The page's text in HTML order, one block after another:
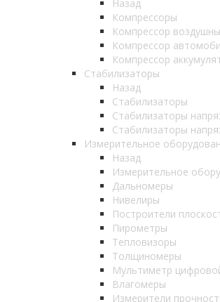
Назад
Компрессоры
Компрессор
Компрессор
Компрессор
Стабилизаторы
Назад
Стабилизаторы
Стабилизаторы
Стабилизаторы
Измерительное
Назад
Измерительное
Дальномеры
Нивелиры
Построители
Пирометры
Тепловизоры
Толщиномеры
Мультиметр
Влагомеры
Измерители